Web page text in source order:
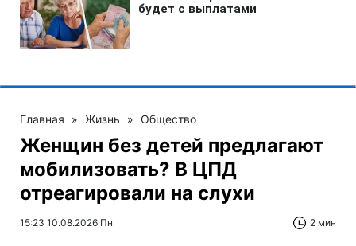
Главная » Жизнь » Общество
Женщин без детей предлагают
мобилизовать? В ЦПД
отреагировали на слухи
15:23 10.08.2026 Пн 2 мин